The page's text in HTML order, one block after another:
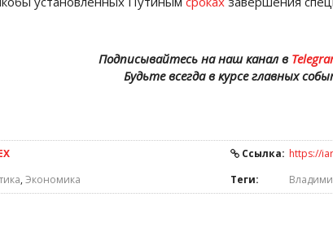
Подписывайтесь на наш канал в
Будьте всегда в курсе главных
Ссылка: https://
, Экономика Теги: